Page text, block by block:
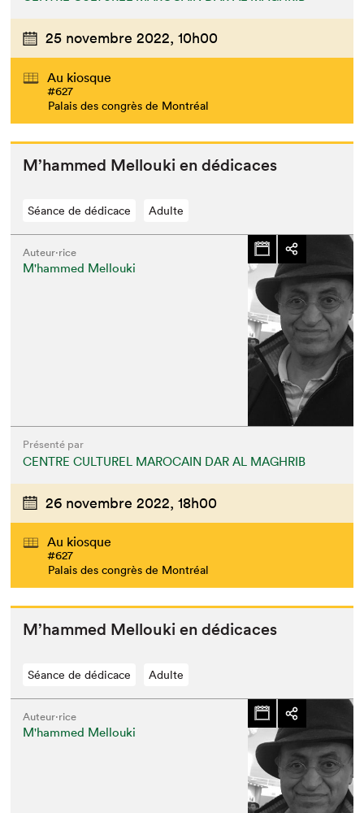
25 novembre 2022, 10h00
Au kiosque
#627
Palais des congrès de Montréal
M’hammed Mel­lou­ki en dédicaces
Séance de dédicace Adulte
Auteur·rice
M'hammed Mellouki
Présenté par
CENTRE CULTUREL MAROCAIN DAR AL MAGHRIB
26 novembre 2022, 18h00
Au kiosque
#627
Palais des congrès de Montréal
M’hammed Mel­lou­ki en dédicaces
Séance de dédicace Adulte
Auteur·rice
M'hammed Mellouki